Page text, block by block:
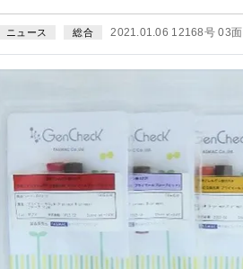
ニュース 総合 2021.01.06 12168号 03面